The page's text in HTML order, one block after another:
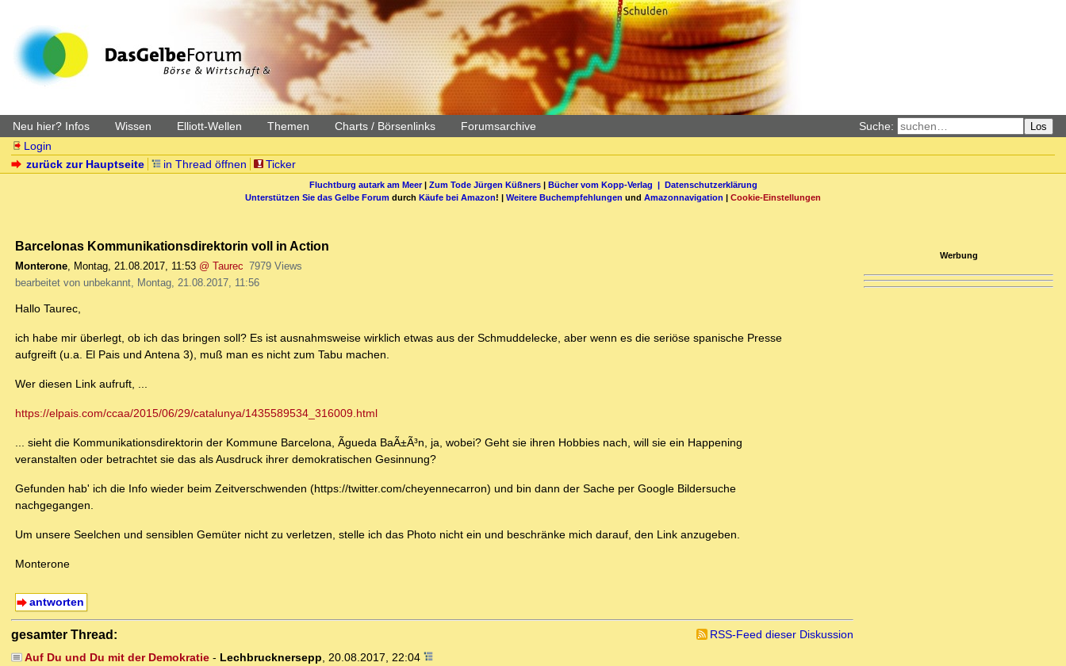
Neu hier? Infos Wissen Elliott-Wellen Themen Charts / Börsenlinks Forumsarchive Suche: Los
Login
zurück zur Hauptseite
in Thread öffnen Ticker
Fluchtburg autark am Meer| Zum Tode Jürgen Küßners| Bücher vom Kopp-Verlag | Datenschutzerklärung
Unterstützen Sie das Gelbe Forum durch Käufe bei Amazon! | Weitere Buchempfehlungen und Amazonnavigation | Cookie-Einstellungen
Barcelonas Kommunikationsdirektorin voll in Action
Monterone, Montag, 21.08.2017, 11:53 @ Taurec 7979 Views
bearbeitet von unbekannt, Montag, 21.08.2017, 11:56
Hallo Taurec,
ich habe mir überlegt, ob ich das bringen soll? Es ist ausnahmsweise wirklich etwas aus der Schmuddelecke, aber wenn es die seriöse spanische Presse
aufgreift (u.a. El Pais und Antena 3), muß man es nicht zum Tabu machen.
Wer diesen Link aufruft, ...
https://elpais.com/ccaa/2015/06/29/catalunya/1435589534_316009.html
... sieht die Kommunikationsdirektorin der Kommune Barcelona, Ãgueda BaÃ±Ã³n, ja, wobei? Geht sie ihren Hobbies nach, will sie ein Happening
veranstalten oder betrachtet sie das als Ausdruck ihrer demokratischen Gesinnung?
Gefunden hab' ich die Info wieder beim Zeitverschwenden (https://twitter.com/cheyennecarron) und bin dann der Sache per Google Bildersuche
nachgegangen.
Um unsere Seelchen und sensiblen Gemüter nicht zu verletzen, stelle ich das Photo nicht ein und beschränke mich darauf, den Link anzugeben.
Monterone
antworten
gesamter Thread:
RSS-Feed dieser Diskussion
Auf Du und Du mit der Demokratie- Lechbrucknersepp, 20.08.2017, 22:04
Werbung